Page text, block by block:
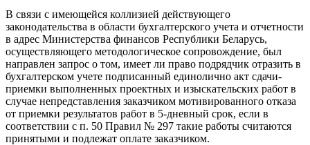
В связи с имеющейся коллизией действующего
законодательства в области бухгалтерского учета и отчетности
в адрес Министерства финансов Республики Беларусь,
осуществляющего методологическое сопровождение, был
направлен запрос о том, имеет ли право подрядчик отразить в
бухгалтерском учете подписанный единолично акт сдачи-
приемки выполненных проектных и изыскательских работ в
случае непредставления заказчиком мотивированного отказа
от приемки результатов работ в 5-дневный срок, если в
соответствии с п. 50 Правил № 297 такие работы считаются
принятыми и подлежат оплате заказчиком.